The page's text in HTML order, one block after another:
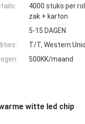
4000 stuks per
zak + karton
5-15 DAGEN
T/T, Western
500KK/maand
witte led chip